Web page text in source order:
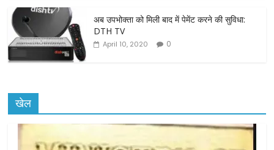
अब उपभोक्ता को मिली बाद में पेमेंट करने की सुविधा:
DTH TV
April 10, 2020 0
खेल